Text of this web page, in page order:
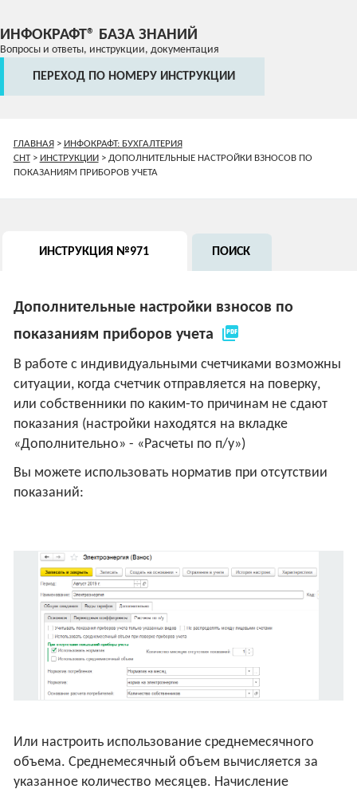
ИНФОКРАФТ® БАЗА ЗНАНИЙ
Вопросы и ответы, инструкции, документация
ПЕРЕХОД ПО НОМЕРУ ИНСТРУКЦИИ
ГЛАВНАЯ> ИНФОКРАФТ: БУХГАЛТЕРИЯ
СНТ> ИНСТРУКЦИИ> ДОПОЛНИТЕЛЬНЫЕ НАСТРОЙКИ ВЗНОСОВ ПО
ПОКАЗАНИЯМ ПРИБОРОВ УЧЕТА
ИНСТРУКЦИЯ №971 ПОИСК
Дополнительные настройки взносов по
показаниям приборов учета picture_as_pdf
В работе с индивидуальными счетчиками возможны
ситуации, когда счетчик отправляется на поверку,
или собственники по каким-то причинам не сдают
показания (настройки находятся на вкладке
«Дополнительно» - «Расчеты по п/у»)
Вы можете использовать норматив при отсутствии
показаний:
Или настроить использование среднемесячного
объема. Среднемесячный объем вычисляется за
указанное количество месяцев. Начисление